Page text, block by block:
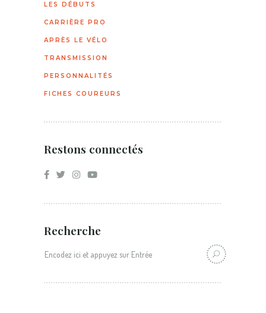
LES DÉBUTS
CARRIÈRE PRO
APRÈS LE VÉLO
TRANSMISSION
PERSONNALITÉS
FICHES COUREURS
Restons connectés
Recherche